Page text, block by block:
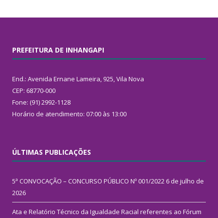
PREFEITURA DE INHANGAPI
End.: Avenida Ernane Lameira, 925, Vila Nova
CEP: 68770-000
Fone: (91) 2992-1128
Horário de atendimento: 07:00 às 13:00
ÚLTIMAS PUBLICAÇÕES
5ª CONVOCAÇÃO – CONCURSO PÚBLICO Nº 001/2022 6 de julho de
2026
Ata e Relatório Técnico da Igualdade Racial referentes ao Fórum